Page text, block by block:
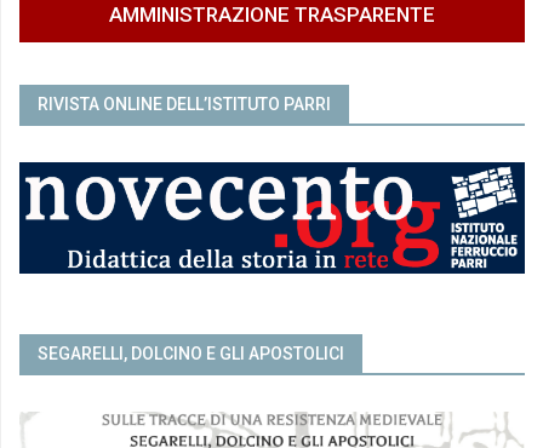
AMMINISTRAZIONE TRASPARENTE
RIVISTA ONLINE DELL’ISTITUTO PARRI
SEGARELLI, DOLCINO E GLI APOSTOLICI